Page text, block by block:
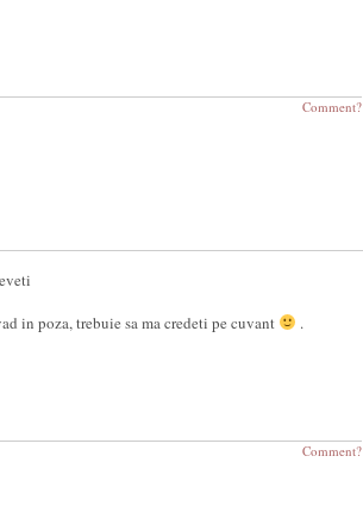
Comment?
in poza, trebuie sa ma credeti pe cuvant
.
Comment?